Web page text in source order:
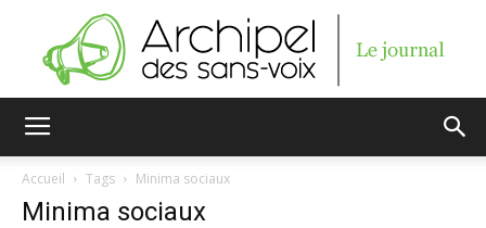
Accueil Tags Minima sociaux
Minima sociaux